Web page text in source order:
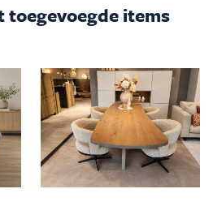
toegevoegde items